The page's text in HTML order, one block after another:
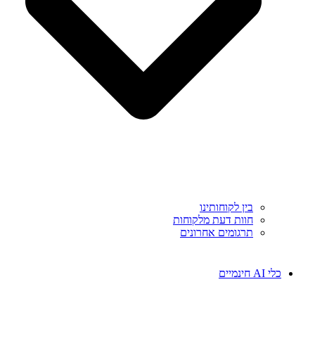
בין לקוחותינו
חוות דעת מלקוחות
תרגומים אחרונים
כלי AI חינמיים